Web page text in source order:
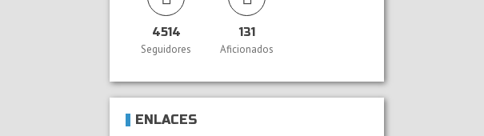
4514
Seguidores
131
Aficionados
ENLACES